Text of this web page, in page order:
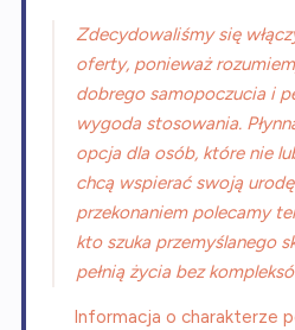
Zdecydowaliśmy się
oferty, ponieważ
dobrego samopoczucia i
wygoda stosowania.
opcja dla osób, które nie
chcą wspierać swoją
przekonaniem polecamy
kto szuka przemyślanego
pełnią życia bez
Informacja o charakterze